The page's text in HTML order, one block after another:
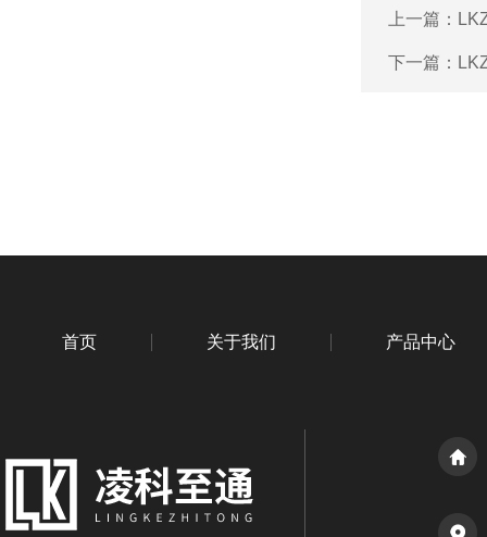
上一篇：
下一篇：
首页 关于我们 产品中心